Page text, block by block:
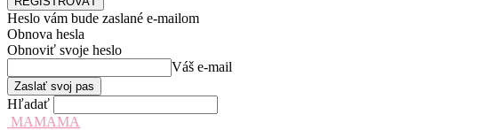
Heslo vám bude zaslané e-mailom
Obnova hesla
Obnoviť svoje heslo
Váš e-mail
Hľadať
MAMAMA